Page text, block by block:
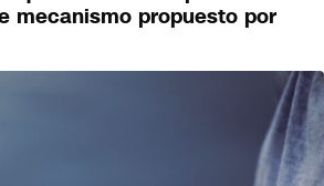
mecanismo propuesto por